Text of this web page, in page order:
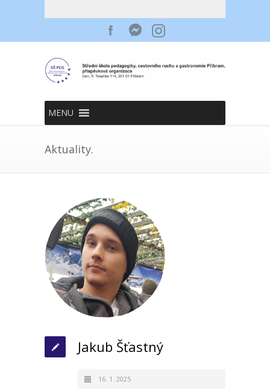
MENU
Aktuality.
Jakub Šťastný
16. 1. 2025